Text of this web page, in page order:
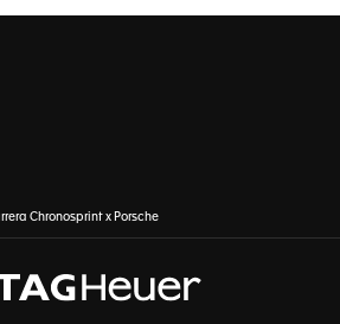
Chronosprint x Porsche